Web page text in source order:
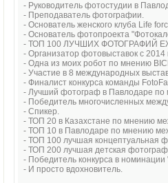
- Руководитель фотостудии в
- Преподаватель фотографии.
- Основатель женского клуба Life
- Основатель фотопроекта
- ТОП 100 ЛУЧШИХ ФОТОГРАФИЙ
- Организатор фотовыставок с 2014
- Одна из моих робот по мнению
- Участие в 8 международных
- Финалист конкурса команды
- Лучший фотограф в Павлодаре по
- Победитель многочисленных
- Спикер.
- ТОП 20 в Казахстане по мнению
- ТОП 10 в Павлодаре по мнению
- ТОП 100 лучшая концептуальная
- ТОП 200 лучшая детская
- Победитель конкурса в
- И просто вдохновитель.